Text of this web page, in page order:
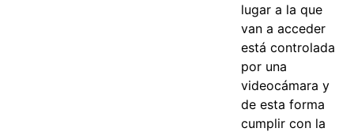
lugar a la que
van a acceder
está controlada
por una
videocámara y
de esta forma
cumplir con la